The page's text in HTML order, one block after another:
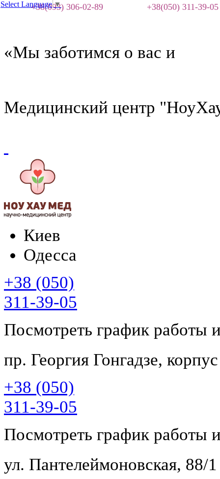
+38(093) 306-02-89 +38(050) 311-39-05
«Мы заботимся о вас и
Медицинский центр
Киев
Одесса
+38 (050)
311-39-05
Посмотреть график работы
пр. Георгия Гонгадзе,
+38 (050)
311-39-05
Посмотреть график работы
ул. Пантелеймоновская, 88/
Select Language▼